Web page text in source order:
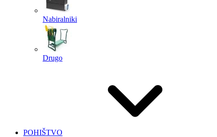
Nabiralniki
Drugo
POHIŠTVO